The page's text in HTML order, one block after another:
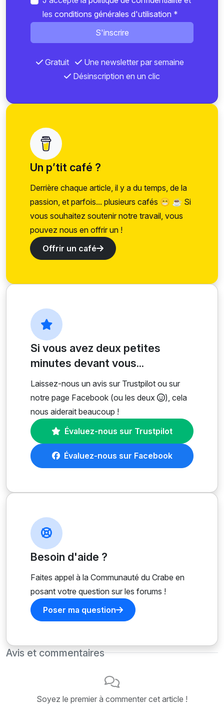
les conditions générales d'utilisation *
S'inscrire
Gratuit
Une newsletter par semaine
Désinscription en un clic
Un p’tit café ?
Derrière chaque article, il y a du temps, de la
passion, et parfois... plusieurs cafés 😁 ☕ Si
vous souhaitez soutenir notre travail, vous
pouvez nous en offrir un !
Offrir un café
Si vous avez deux petites
minutes devant vous...
Laissez-nous un avis sur Trustpilot ou sur
notre page Facebook (ou les deux
), cela
nous aiderait beaucoup !
Évaluez-nous sur Trustpilot
Évaluez-nous sur Facebook
Besoin d'aide ?
Faites appel à la Communauté du Crabe en
posant votre question sur les forums !
Poser ma question
Avis et commentaires
Soyez le premier à commenter cet article !